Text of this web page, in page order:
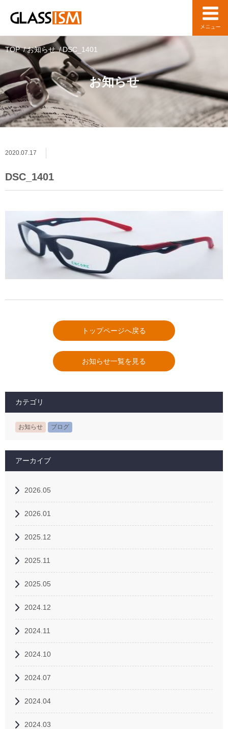
お知らせ
TOP お知らせ DSC_1401
2020.07.17
DSC_1401
トップページへ戻る
お知らせ一覧を見る
カテゴリ
お知らせ ブログ
アーカイブ
2026.05
2026.01
2025.12
2025.11
2025.05
2024.12
2024.11
2024.10
2024.07
2024.04
2024.03